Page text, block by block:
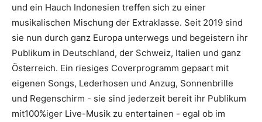
und ein Hauch Indonesien treffen sich zu einer
musikalischen Mischung der Extraklasse. Seit 2019 sind
sie nun durch ganz Europa unterwegs und begeistern ihr
Publikum in Deutschland, der Schweiz, Italien und ganz
Österreich. Ein riesiges Coverprogramm gepaart mit
eigenen Songs, Lederhosen und Anzug, Sonnenbrille
und Regenschirm - sie sind jederzeit bereit ihr Publikum
mit100%iger Live-Musik zu entertainen - egal ob im